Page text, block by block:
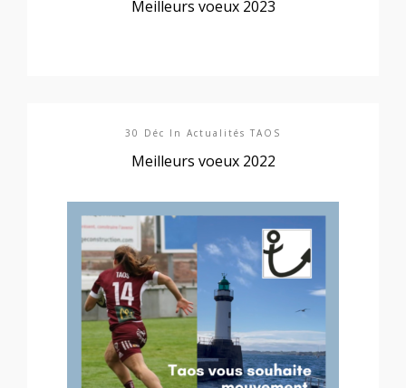
Meilleurs voeux 2023
30 Déc In Actualités TAOS
Meilleurs voeux 2022